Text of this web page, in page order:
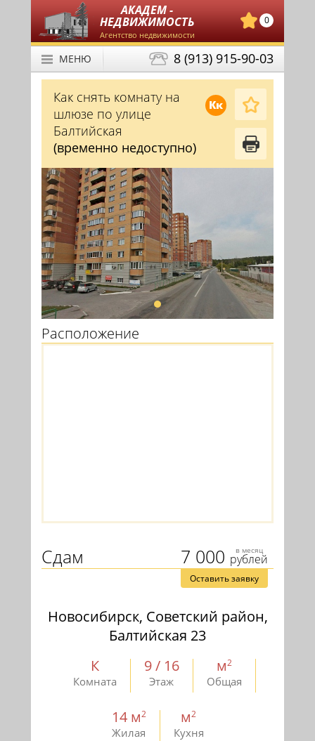
АКАДЕМ -
НЕДВИЖИМОСТЬ
Агентство недвижимости
0
8 (913) 915-90-03
МЕНЮ
Кк
Как снять комнату на
шлюзе по улице
Балтийская
(временно недоступно)
Расположение
7 000 в месяц
рублей
Сдам
Оставить заявку
Новосибирск, Советский район,
Балтийская 23
К
Комната
9 / 16
Этаж
м2
Общая
14 м2
Жилая
м2
Кухня